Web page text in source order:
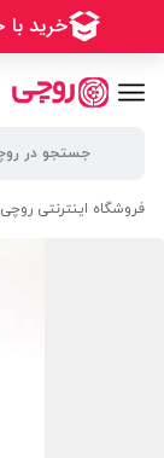
فروشگاه اینترنتی روچی